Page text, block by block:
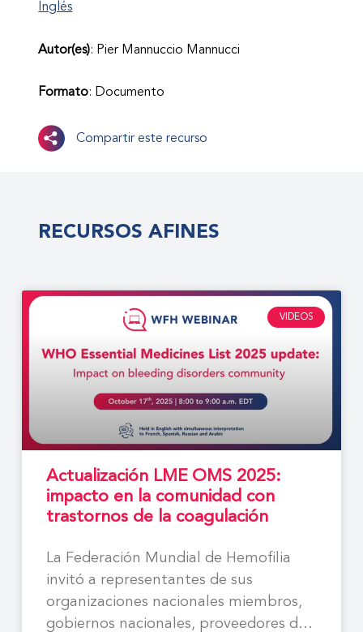
Inglés
Autor(es): Pier Mannuccio Mannucci
Formato: Documento
Compartir este recurso
RECURSOS AFINES
VIDEOS
Actualización LME OMS 2025:
impacto en la comunidad con
trastornos de la coagulación
La Federación Mundial de Hemofilia
invitó a representantes de sus
organizaciones nacionales miembros,
gobiernos nacionales, proveedores de